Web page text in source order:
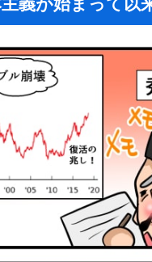
主義が始まって以